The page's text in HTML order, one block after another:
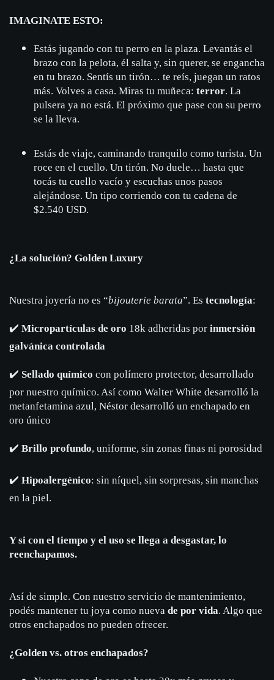
IMAGINATE ESTO:
Estás jugando con tu perro en la plaza. Levantás el
brazo con la pelota, él salta y, sin querer, se engancha
en tu brazo. Sentís un tirón… te reís, juegan un ratos
más. Volves a casa. Miras tu muñeca: terror. La
pulsera ya no está. El próximo que pase con su perro
se la lleva.
Estás de viaje, caminando tranquilo como turista. Un
roce en el cuello. Un tirón. No duele… hasta que
tocás tu cuello vacío y escuchas unos pasos
alejándose. Un tipo corriendo con tu cadena de
$2.540 USD.
¿La solución? Golden Luxury
Nuestra joyería no es “bijouterie barata”. Es tecnología:
✔️ Micropartículas de oro 18k adheridas por inmersión
galvánica controlada
✔️ Sellado químico con polímero protector, desarrollado
por nuestro químico. Así como Walter White desarrolló la
metanfetamina azul, Néstor desarrolló un enchapado en
oro único
✔️ Brillo profundo, uniforme, sin zonas finas ni porosidad
✔️ Hipoalergénico: sin níquel, sin sorpresas, sin manchas
en la piel.
Y si con el tiempo y el uso se llega a desgastar, lo
reenchapamos.
Así de simple. Con nuestro servicio de mantenimiento,
podés mantener tu joya como nueva de por vida. Algo que
otros enchapados no pueden ofrecer.
¿Golden vs. otros enchapados?